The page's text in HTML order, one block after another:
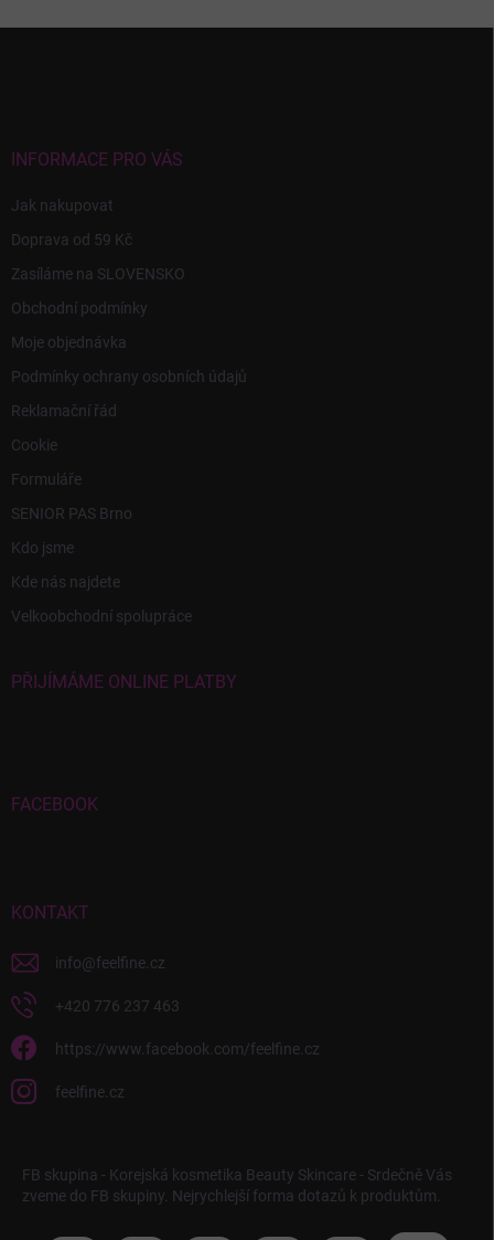
INFORMACE PRO VÁS
Jak nakupovat
Doprava od 59 Kč
Zasíláme na SLOVENSKO
Obchodní podmínky
Moje objednávka
Podmínky ochrany osobních údajů
Reklamační řád
Cookie
Formuláře
SENIOR PAS Brno
Kdo jsme
Kde nás najdete
Velkoobchodní spolupráce
PŘIJÍMÁME ONLINE PLATBY
FACEBOOK
KONTAKT
info@feelfine.cz
+420 776 237 463
https://www.facebook.com/feelfine.cz
feelfine.cz
FB skupina - Korejská kosmetika Beauty Skincare - Srdečně Vás
zveme do FB skupiny. Nejrychlejší forma dotazů k produktům.